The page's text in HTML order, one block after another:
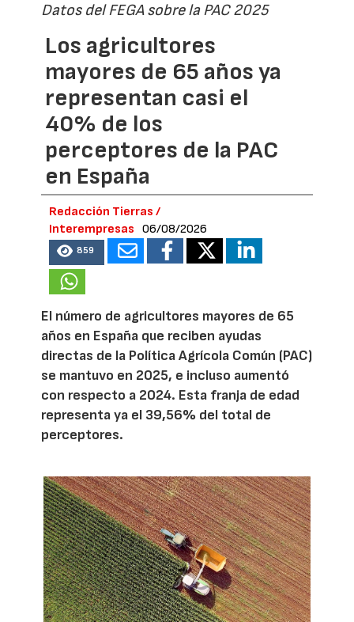
Datos del FEGA sobre la PAC 2025
Los agricultores
mayores de 65 años ya
representan casi el
40% de los
perceptores de la PAC
en España
Redacción Tierras /
Interempresas
06/08/2026
859
El número de agricultores mayores de 65
años en España que reciben ayudas
directas de la Política Agrícola Común (PAC)
se mantuvo en 2025, e incluso aumentó
con respecto a 2024. Esta franja de edad
representa ya el 39,56% del total de
perceptores.